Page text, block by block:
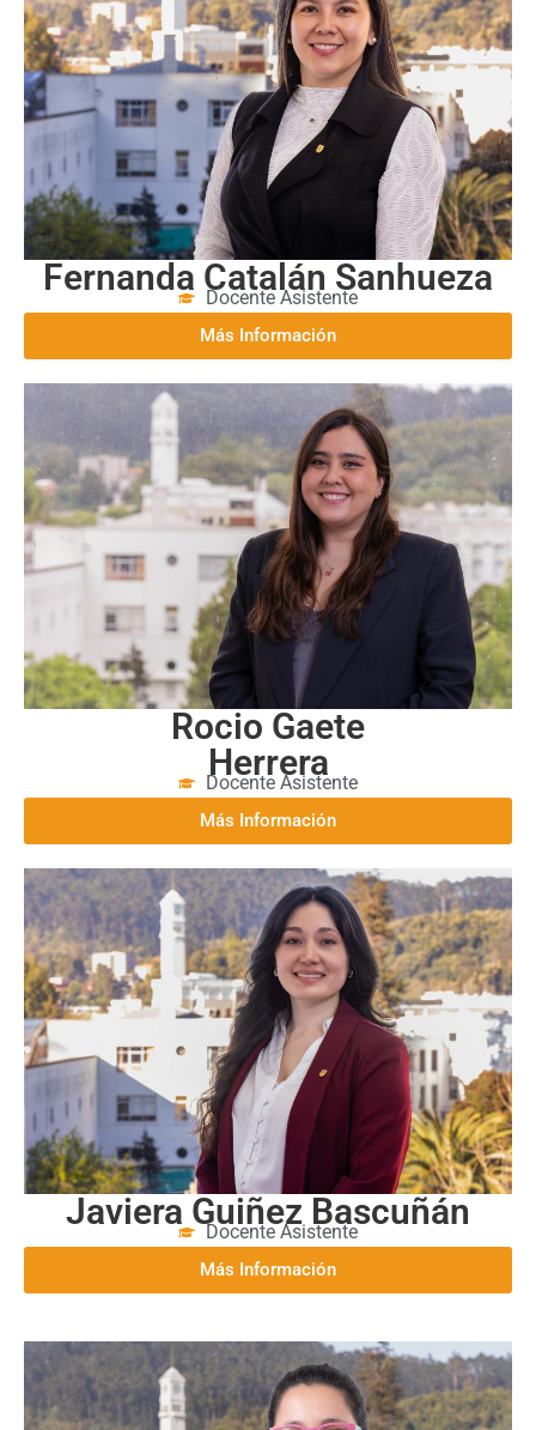
Fernanda Catalán Sanhueza
Docente Asistente
Más Información
Rocio Gaete
Herrera
Docente Asistente
Más Información
Javiera Guiñez Bascuñán
Docente Asistente
Más Información